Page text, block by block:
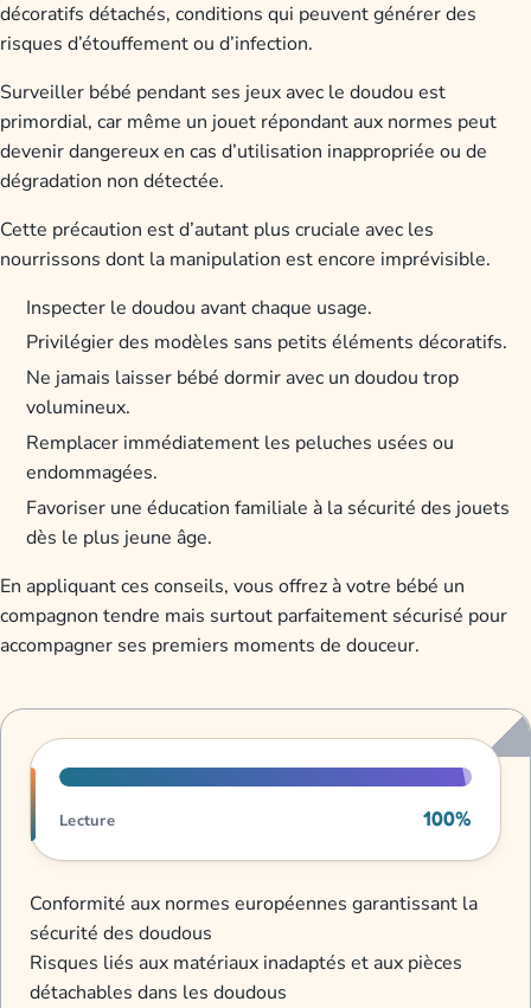
décoratifs détachés, conditions qui peuvent générer des
risques d’étouffement ou d’infection.
Surveiller bébé pendant ses jeux avec le doudou est
primordial, car même un jouet répondant aux normes peut
devenir dangereux en cas d’utilisation inappropriée ou de
dégradation non détectée.
Cette précaution est d’autant plus cruciale avec les
nourrissons dont la manipulation est encore imprévisible.
Inspecter le doudou avant chaque usage.
Privilégier des modèles sans petits éléments décoratifs.
Ne jamais laisser bébé dormir avec un doudou trop
volumineux.
Remplacer immédiatement les peluches usées ou
endommagées.
Favoriser une éducation familiale à la sécurité des jouets
dès le plus jeune âge.
En appliquant ces conseils, vous offrez à votre bébé un
compagnon tendre mais surtout parfaitement sécurisé pour
accompagner ses premiers moments de douceur.
Progression de lecture
Lecture 100%
Conformité aux normes européennes garantissant la
sécurité des doudous
Risques liés aux matériaux inadaptés et aux pièces
détachables dans les doudous